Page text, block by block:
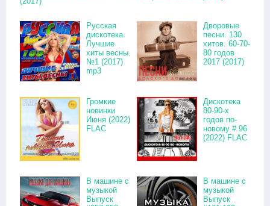
Русская
дискотека.
Лучшие
хиты весны.
№1 (2017)
mp3
Дворовые
песни. 130
хитов. 60-70-
80 годов
2017 (2017)
Громкие
новинки
Июня (2022)
FLAC
Дискотека
80-90-х
годов по-
новому # 96
(2022) FLAC
В машине с
музыкой
Выпуск
В машине с
музыкой
Выпуск